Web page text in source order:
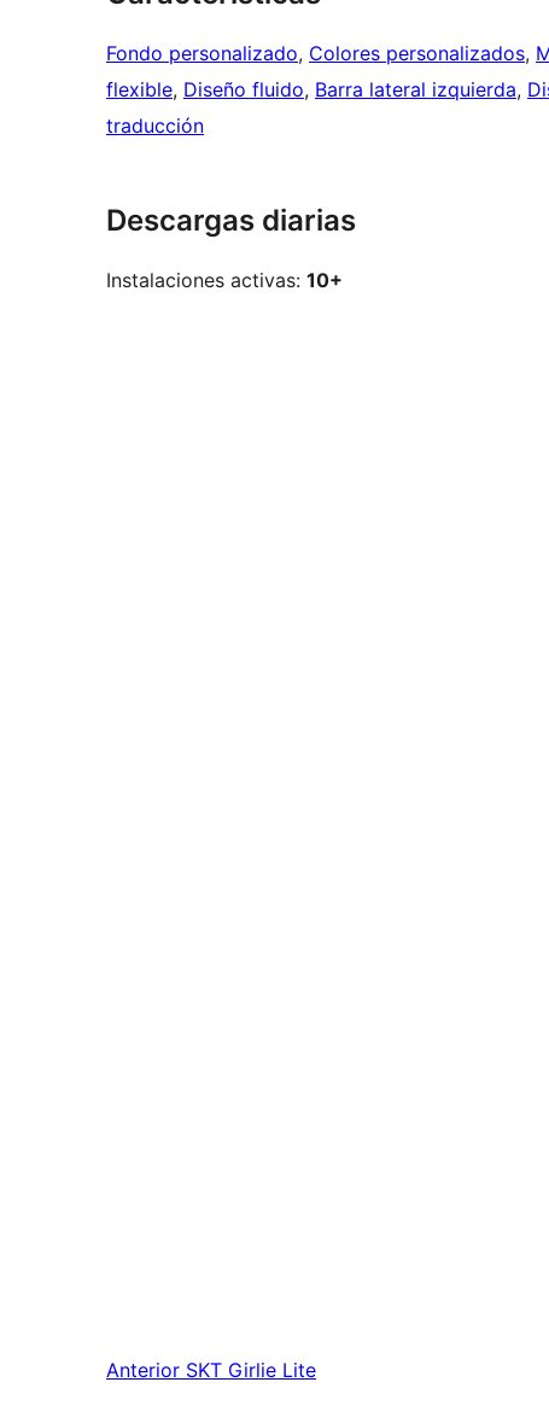
Fondo personalizado, Colores personalizados,
flexible, Diseño fluido, Barra lateral izquierda,
traducción
Descargas diarias
Instalaciones activas: 10+
Anterior SKT Girlie Lite